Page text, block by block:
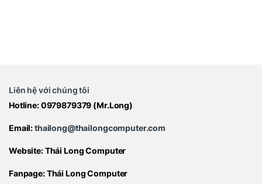
Liên hệ với chúng tôi
Hotline:0979879379 (Mr.Long)
Email:thailong@thailongcomputer.com
Website:Thái Long Computer
Fanpage:Thái Long Computer